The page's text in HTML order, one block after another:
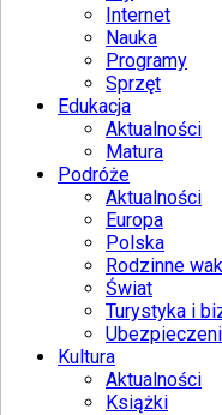
Internet
Nauka
Programy
Sprzęt
Edukacja
Aktualności
Matura
Podróże
Aktualności
Europa
Polska
Rodzinne
Świat
Turystyka i
Kultura
Aktualności
Książki